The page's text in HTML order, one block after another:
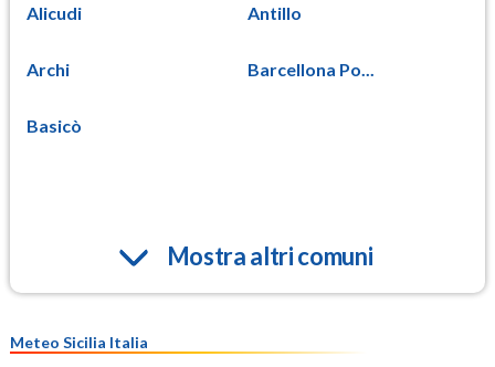
Alicudi Antillo
Archi Barcellona Po...
Basicò
Mostra altri comuni
Meteo Sicilia Italia